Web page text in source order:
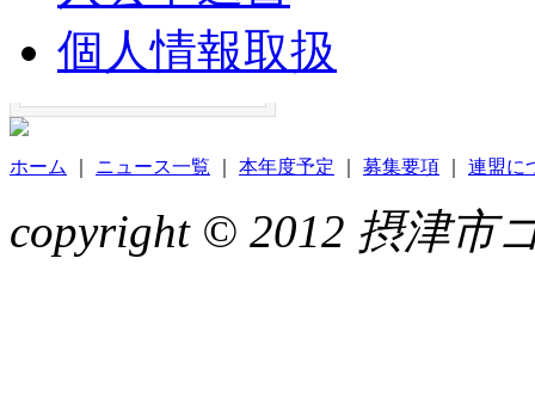
個人情報取扱
ホーム ニュース一覧 本年度予定 募集要項 連盟に
copyright © 2012 摂津市